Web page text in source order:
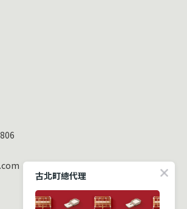
古北町總代理